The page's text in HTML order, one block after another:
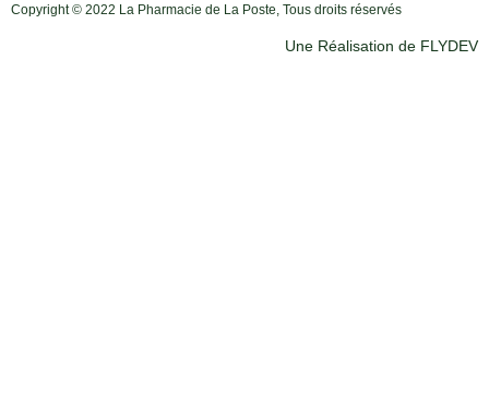
Copyright © 2022 La Pharmacie de La Poste, Tous droits réservés
Une Réalisation de FLYDEV